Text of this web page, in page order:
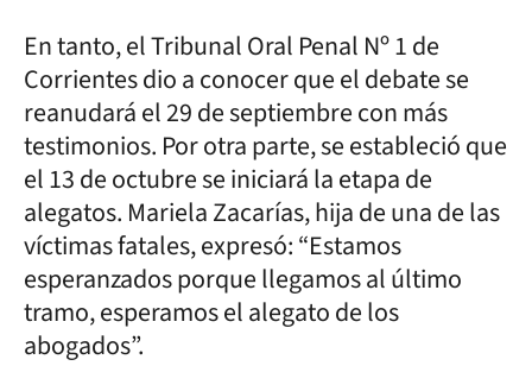
En tanto, el Tribunal Oral Penal Nº 1 de
Corrientes dio a conocer que el debate se
reanudará el 29 de septiembre con más
testimonios. Por otra parte, se estableció que
el 13 de octubre se iniciará la etapa de
alegatos. Mariela Zacarías, hija de una de las
víctimas fatales, expresó: “Estamos
esperanzados porque llegamos al último
tramo, esperamos el alegato de los
abogados”.